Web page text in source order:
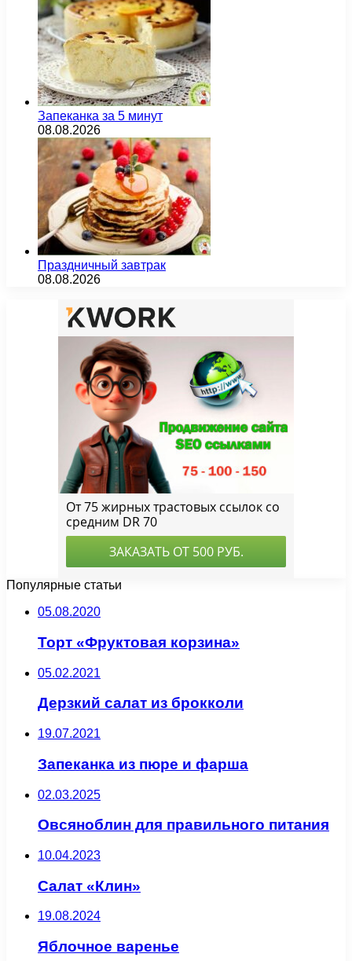
Запеканка за 5 минут
08.08.2026
Праздничный завтрак
08.08.2026
Популярные статьи
05.08.2020
Торт «Фруктовая корзина»
05.02.2021
Дерзкий салат из брокколи
19.07.2021
Запеканка из пюре и фарша
02.03.2025
Овсяноблин для правильного питания
10.04.2023
Салат «Клин»
19.08.2024
Яблочное варенье